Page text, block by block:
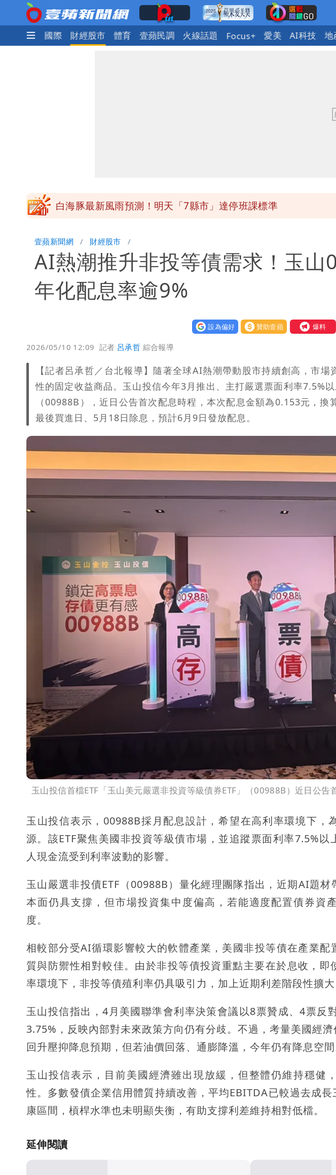
社會 國際 財經股市 體育 壹蘋民調 火線話題 Focus+ 愛美 AI科技 地
白海豚最新風雨預測！明天「7縣市」達停班課標準
男童躍下2.6米高台摔斷腳後跟 妹妹揭原因「模仿超人力霸王」
壹蘋新聞網 財經股市
AI熱潮推升非投等債需求！玉山
年化配息率逾9%
設為偏好 贊助壹蘋 我要爆料
2026/05/10 12:09 記者 呂承哲 綜合報導
【記者呂承哲／台北報導】隨著全球AI熱潮帶動股市持續創高，市
性的固定收益商品。玉山投信今年3月推出、主打嚴選票面利率7.5%以
（00988B），近日公告首次配息時程，本次配息金額為0.153元，換
最後買進日、5月18日除息，預計6月9日發放配息。
玉山投信首檔ETF「玉山美元嚴選非投資等級債券ETF」（00988B）近日公告
玉山投信表示，00988B採月配息設計，希望在高利率環境下，
源。該ETF聚焦美國非投資等級債市場，並追蹤票面利率7.5%
人現金流受到利率波動的影響。
玉山嚴選非投債ETF（00988B）量化經理團隊指出，近期AI題
本面仍具支撐，但市場投資集中度偏高，若能適度配置債券資
度。
相較部分受AI循環影響較大的軟體產業，美國非投等債在產業配
質與防禦性相對較佳。由於非投等債投資重點主要在於息收，即
率環境下，非投等債殖利率仍具吸引力，加上近期利差階段性擴大
玉山投信指出，4月美國聯準會利率決策會議以8票贊成、4票反
3.75%，反映內部對未來政策方向仍有分歧。不過，考量美國經
回升壓抑降息預期，但若油價回落、通膨降溫，今年仍有降息空間
玉山投信表示，目前美國經濟雖出現放緩，但整體仍維持穩健
性。多數發債企業信用體質持續改善，平均EBITDA已較過去成
康區間，槓桿水準也未明顯失衡，有助支撐利差維持相對低檔。
延伸閱讀